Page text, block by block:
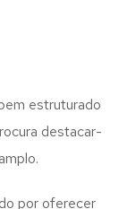
estruturado
destacar-
por oferecer